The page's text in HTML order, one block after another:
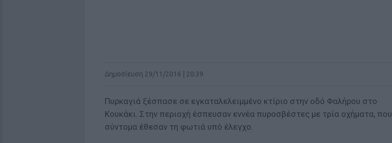
Δημοσίευση 29/11/2016 | 20:39
Πυρκαγιά ξέσπασε σε εγκαταλελειμμένο κτίριο στην οδό Φαλήρου στο
Κουκάκι. Στην περιοχή έσπευσαν εννέα πυροσβέστες με τρία οχήματα, που
σύντομα έθεσαν τη φωτιά υπό έλεγχο.